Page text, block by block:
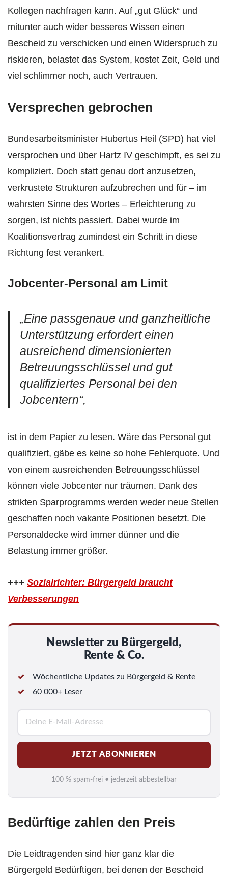
Kollegen nachfragen kann. Auf „gut Glück“ und
mitunter auch wider besseres Wissen einen
Bescheid zu verschicken und einen Widerspruch zu
riskieren, belastet das System, kostet Zeit, Geld und
viel schlimmer noch, auch Vertrauen.
Versprechen gebrochen
Bundesarbeitsminister Hubertus Heil (SPD) hat viel
versprochen und über Hartz IV geschimpft, es sei zu
kompliziert. Doch statt genau dort anzusetzen,
verkrustete Strukturen aufzubrechen und für – im
wahrsten Sinne des Wortes – Erleichterung zu
sorgen, ist nichts passiert. Dabei wurde im
Koalitionsvertrag zumindest ein Schritt in diese
Richtung fest verankert.
Jobcenter-Personal am Limit
„Eine passgenaue und ganzheitliche
Unterstützung erfordert einen
ausreichend dimensionierten
Betreuungsschlüssel und gut
qualifiziertes Personal bei den
Jobcentern“,
ist in dem Papier zu lesen. Wäre das Personal gut
qualifiziert, gäbe es keine so hohe Fehlerquote. Und
von einem ausreichenden Betreuungsschlüssel
können viele Jobcenter nur träumen. Dank des
strikten Sparprogramms werden weder neue Stellen
geschaffen noch vakante Positionen besetzt. Die
Personaldecke wird immer dünner und die
Belastung immer größer.
+++ Sozialrichter: Bürgergeld braucht
Verbesserungen
Newsletter zu Bürgergeld,
Rente & Co.
Wöchentliche Updates zu Bürgergeld & Rente
60 000+ Leser
M
a
i
l
*
JETZT ABONNIEREN
100 % spam-frei • jederzeit abbestellbar
Bedürftige zahlen den Preis
Die Leidtragenden sind hier ganz klar die
Bürgergeld Bedürftigen, bei denen der Bescheid